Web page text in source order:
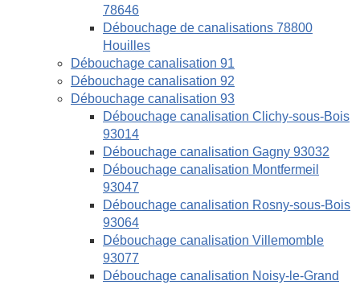
78646
Débouchage de canalisations 78800
Houilles
Débouchage canalisation 91
Débouchage canalisation 92
Débouchage canalisation 93
Débouchage canalisation Clichy-sous-Bois
93014
Débouchage canalisation Gagny 93032
Débouchage canalisation Montfermeil
93047
Débouchage canalisation Rosny-sous-Bois
93064
Débouchage canalisation Villemomble
93077
Débouchage canalisation Noisy-le-Grand